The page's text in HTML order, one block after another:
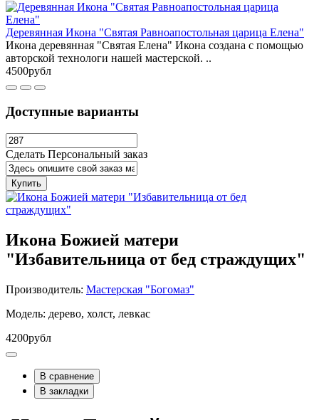
Деревянная Икона "Святая Равноапостольная царица Елена"
Икона деревянная "Святая Елена" Икона создана с помощью
авторской технологи нашей мастерской. ..
4500рубл
Доступные варианты
Сделать Персональный заказ
Купить
Икона Божией матери
"Избавительница от бед страждущих"
Производитель: Мастерская "Богомаз"
Модель: дерево, холст, левкас
4200рубл
В сравнение
В закладки